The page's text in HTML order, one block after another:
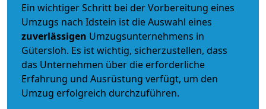
Ein wichtiger Schritt bei der Vorbereitung eines
Umzugs nach Idstein ist die Auswahl eines
zuverlässigen Umzugsunternehmens in
Gütersloh. Es ist wichtig, sicherzustellen, dass
das Unternehmen über die erforderliche
Erfahrung und Ausrüstung verfügt, um den
Umzug erfolgreich durchzuführen.